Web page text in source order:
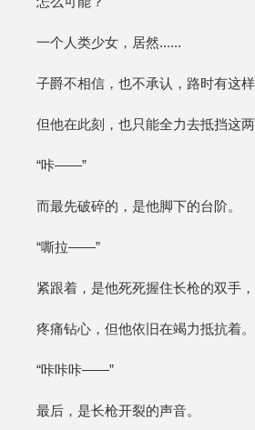
一个人类少女，居然......
子爵不相信，也不承认，路时有这样
但他在此刻，也只能全力去抵挡这两
“咔——”
而最先破碎的，是他脚下的台阶。
“嘶拉——”
紧跟着，是他死死握住长枪的双手
疼痛钻心，但他依旧在竭力抵抗着。
“咔咔咔——”
最后，是长枪开裂的声音。